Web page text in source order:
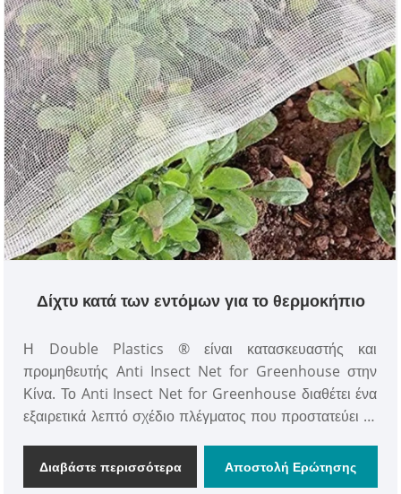
Δίχτυ κατά των εντόμων για το θερμοκήπιο
Η Double Plastics ® είναι κατασκευαστής και
προμηθευτής Anti Insect Net for Greenhouse στην
Κίνα. Το Anti Insect Net for Greenhouse διαθέτει ένα
εξαιρετικά λεπτό σχέδιο πλέγματος που προστατεύει τα
και προστατεύει από μικροσκοπικά παράσιτα, πουλιά
και έντομα.
Διαβάστε περισσότερα Αποστολή Ερώτησης